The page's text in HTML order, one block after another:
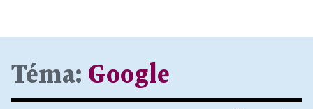
Téma: Google